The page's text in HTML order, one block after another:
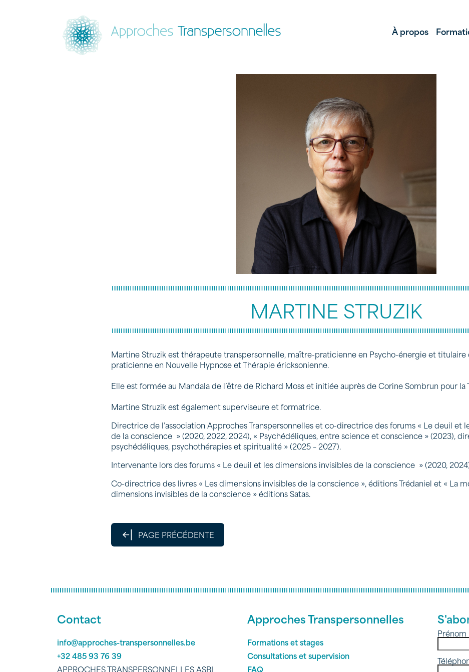
À propos
MARTINE STRUZIK
Martine Struzik est thérapeute transpersonnelle, maître-praticienne en Psycho-énergie et
praticienne en Nouvelle Hypnose et Thérapie éricksonienne.
Elle est formée au Mandala de l’être de Richard Moss et initiée auprès de Corine Sombrun pour la
Martine Struzik est également superviseure et formatrice.
Directrice de l’association Approches Transpersonnelles et co-directrice des forums « Le deuil et
de la conscience » (2020, 2022, 2024), « Psychédéliques, entre science et conscience » (2023),
psychédéliques, psychothérapies et spiritualité » (2025 – 2027).
Intervenante lorsdes forums « Le deuil et les dimensions invisibles de la conscience » (2020,
Co-directrice des livres « Les dimensions invisibles de la conscience », éditions Trédaniel et « La
dimensions invisibles de la conscience » éditions Satas.
PAGE PRÉCÉDENTE
Contact
info@approches-transpersonnelles.be
+32 485 93 76 39
APPROCHES TRANSPERSONNELLES ASBL
Approches Transpersonnelles
Formations et stages
Consultations et supervision
FAQ
Prénom